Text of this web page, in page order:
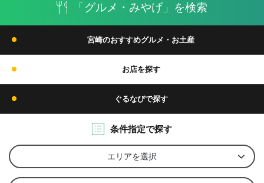
「グルメ・みやげ」を検索
宮崎のおすすめグルメ・お土産
お店を探す
ぐるなびで探す
条件指定で探す
エリアを選択